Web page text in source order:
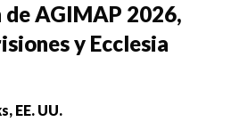
AGIMAP 2026,
y Ecclesia
EE. UU.